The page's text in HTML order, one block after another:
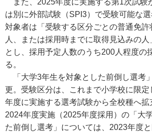
また、2025年度に実施する第1次試験
は別に外部試験（SPI3）で受験可能な選
対象者は「受験する区分ごとの普通免許
人、または採用時までに取得見込みの
とし、採用予定人数のうち200人程度の
る。
「大学3年生を対象とした前倒し選考
更。受験区分は、これまで小学校に限
年度に実施する選考試験から全校種へ拡
2024年度実施（2025年度採用）の「大
た前倒し選考」については、2023年度